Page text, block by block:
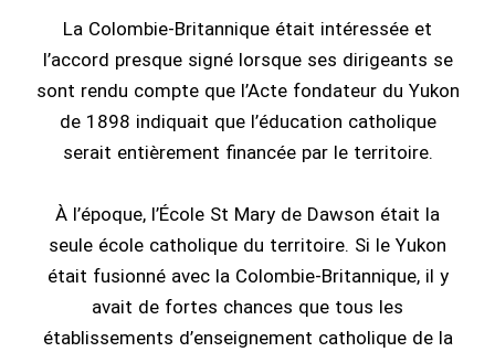
La Colombie-Britannique était intéressée et
l’accord presque signé lorsque ses dirigeants se
sont rendu compte que l’Acte fondateur du Yukon
de 1898 indiquait que l’éducation catholique
serait entièrement financée par le territoire.
À l’époque, l’École St Mary de Dawson était la
seule école catholique du territoire. Si le Yukon
était fusionné avec la Colombie-Britannique, il y
avait de fortes chances que tous les
établissements d’enseignement catholique de la